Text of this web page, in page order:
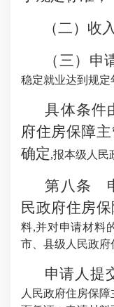
（二）收
（三）
稳定就业达到规定
具体条件
府住房保障
确定,报本级人民
第八条
民政府住房
料,并对申请材料
市、县级人民政府
申请人提
人民政府住房保